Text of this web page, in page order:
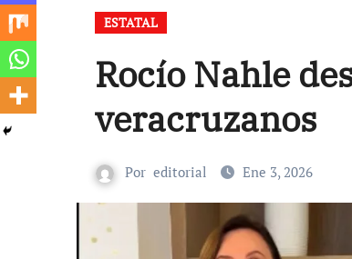
ESTATAL
Rocío Nahle
veracruzanos
Por editorial Ene 3, 2026